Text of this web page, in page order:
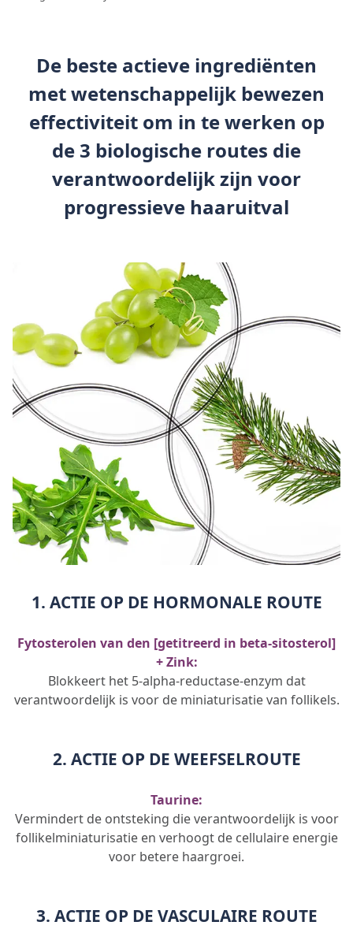
De beste actieve ingrediënten
met wetenschappelijk bewezen
effectiviteit om in te werken op
de 3 biologische routes die
verantwoordelijk zijn voor
progressieve haaruitval
1. ACTIE OP DE HORMONALE ROUTE
Fytosterolen van den [getitreerd in beta-sitosterol]
+ Zink:
Blokkeert het 5-alpha-reductase-enzym dat
verantwoordelijk is voor de miniaturisatie van follikels.
2. ACTIE OP DE WEEFSELROUTE
Taurine:
Vermindert de ontsteking die verantwoordelijk is voor
follikelminiaturisatie en verhoogt de cellulaire energie
voor betere haargroei.
3. ACTIE OP DE VASCULAIRE ROUTE